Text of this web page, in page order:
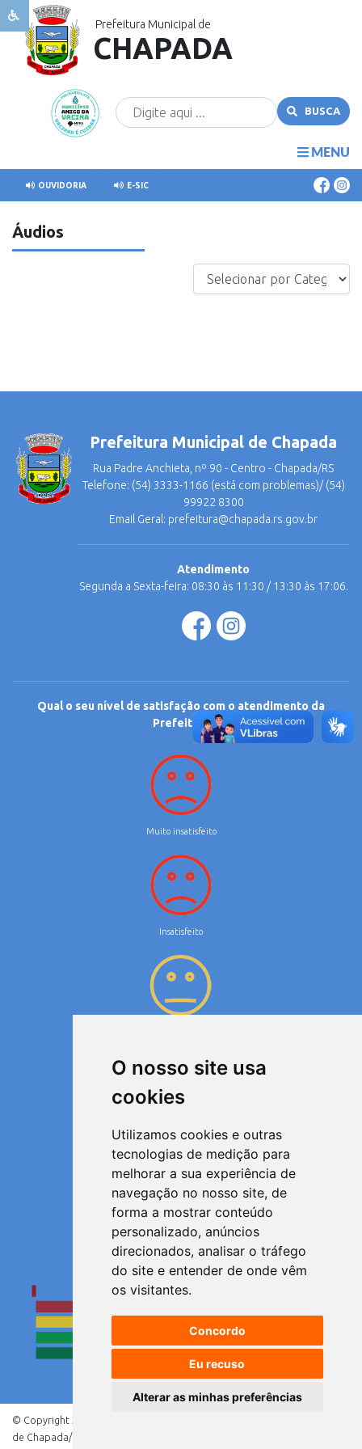
O nosso site usa
cookies
Utilizamos cookies e outras
tecnologias de medição para
melhorar a sua experiência de
navegação no nosso site, de
forma a mostrar conteúdo
personalizado, anúncios
direcionados, analisar o tráfego
do site e entender de onde vêm
os visitantes.
Concordo
Eu recuso
Alterar as minhas preferências
Prefeitura Municipal de
CHAPADA
BUSCA
MENU
Sobre
Chapada
Publicações
Covid
OUVIDORIA E-SIC
Áudios
Prefeitura Municipal de Chapada
Rua Padre Anchieta, nº 90 - Centro - Chapada/RS
Telefone: (54) 3333-1166 (está com problemas)/ (54)
99922 8300
Email Geral: prefeitura@chapada.rs.gov.br
Atendimento
Segunda a Sexta-feira: 08:30 às 11:30 / 13:30 às 17:06.
Qual o seu nível de satisfação com o atendimento da
Prefeitura
Muito insatisfeito
Insatisfeito
Satisfeito
Muito satisfeito
Resultados
© Copyright 2021 - Direitos reservados à Prefeitura
de Chapada/RS